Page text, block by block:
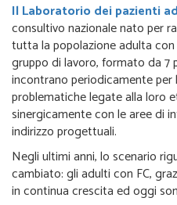
Il Laboratorio dei pazienti
consultivo nazionale nato per
tutta la popolazione adulta con
gruppo di lavoro, formato da 7
incontrano periodicamente per
problematiche legate alla loro
sinergicamente con le aree di
indirizzo progettuali.
Negli ultimi anni, lo scenario
cambiato: gli adulti con FC,
in continua crescita ed oggi